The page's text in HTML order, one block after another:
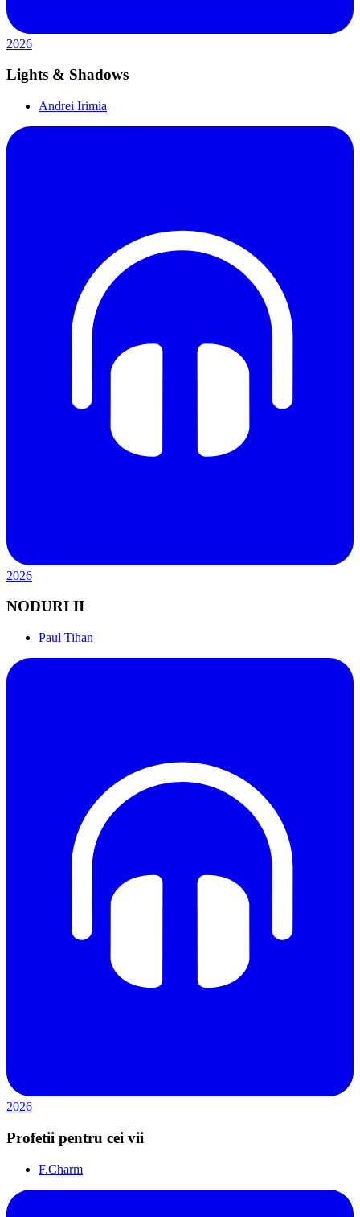
2026
Lights & Shadows
Andrei Irimia
2026
NODURI II
Paul Tihan
2026
Profetii pentru cei vii
F.Charm